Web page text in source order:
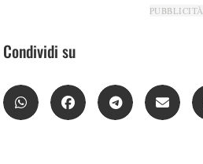
PUBBLICITÀ
Condividi su